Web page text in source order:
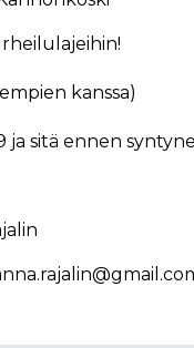
kanssa)
ja sitä ennen